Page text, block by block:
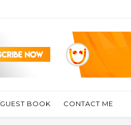
GUEST BOOK CONTACT ME